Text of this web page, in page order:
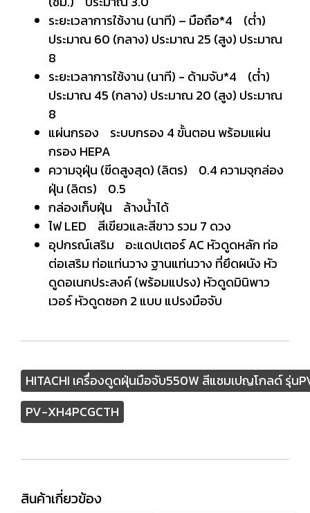
ระยะเวลาการใช้งาน (นาที) – มือถือ*4 (ต่ำ)
ประมาณ 60 (กลาง) ประมาณ 25 (สูง) ประมาณ
8
ระยะเวลาการใช้งาน (นาที) - ด้ามจับ*4 (ต่ำ)
ประมาณ 45 (กลาง) ประมาณ 20 (สูง) ประมาณ
8
แผ่นกรอง ระบบกรอง 4 ขั้นตอน พร้อมแผ่น
กรอง HEPA
ความจุฝุ่น (ขีดสูงสุด) (ลิตร) 0.4 ความจุกล่อง
ฝุ่น (ลิตร) 0.5
กล่องเก็บฝุ่น ล้างน้ำได้
ไฟ LED สีเขียวและสีขาว รวม 7 ดวง
อุปกรณ์เสริม อะแดปเตอร์ AC หัวดูดหลัก ท่อ
ต่อเสริม ท่อแท่นวาง ฐานแท่นวาง ที่ยึดผนัง หัว
ดูดอเนกประสงค์ (พร้อมแปรง) หัวดูดมินิพาว
เวอร์ หัวดูดซอก 2 แบบ แปรงมือจับ
HITACHI เครื่องดูดฝุ่นมือจับ550W สีแชมเปญโกลด์ รุ่น
PV-XH4PCGCTH
สินค้าเกี่ยวข้อง